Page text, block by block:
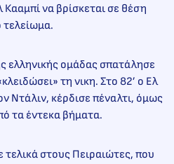
να βρίσκεται σε θέση
τελείωμα.
ελληνικής ομάδας σπατάλησε
τη νικη. Στο 82’ ο Ελ
Ντάλιν, κέρδισε πέναλτι, όμως
τα έντεκα βήματα.
στους Πειραιώτες, που